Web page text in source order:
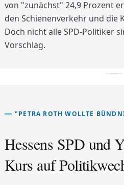
von "zunächst" 24,9 Prozent
den Schienenverkehr und die
Doch nicht alle SPD-Politiker
Vorschlag.
"PETRA ROTH WOLLTE
Hessens SPD und
Kurs auf